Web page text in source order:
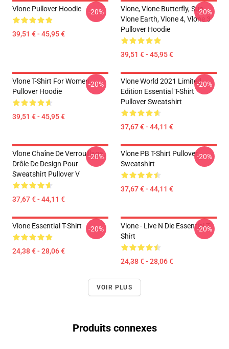
Vlone Pullover Hoodie
39,51 € - 45,95 €
-20%
Vlone, Vlone Butterfly, Sun,
Vlone Earth, Vlone 4, Vlone 3
Pullover Hoodie
39,51 € - 45,95 €
-20%
Vlone T-Shirt For Women
Pullover Hoodie
39,51 € - 45,95 €
-20%
Vlone World 2021 Limited
Edition Essential T-Shirt
Pullover Sweatshirt
37,67 € - 44,11 €
-20%
Vlone Chaîne De Verrouillage ,
Drôle De Design Pour
Sweatshirt Pullover V
37,67 € - 44,11 €
-20%
Vlone PB T-Shirt Pullover
Sweatshirt
37,67 € - 44,11 €
-20%
Vlone Essential T-Shirt
24,38 € - 28,06 €
-20%
Vlone - Live N Die Essential T-
Shirt
24,38 € - 28,06 €
-20%
VOIR PLUS
Produits connexes